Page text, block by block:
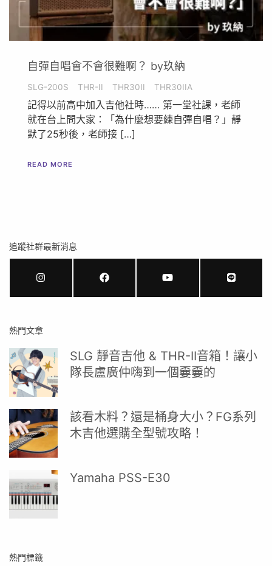
自彈自唱會不會很難啊？ by玖納
SLG-200S THR-II THR30II THR30IIA
記得以前高中加入吉他社時…… 第一堂社課，老師
就在台上問大家：「為什麼想要練自彈自唱？」靜
默了25秒後，老師接 […]
READ MORE
追蹤社群最新消息
熱門文章
SLG 靜音吉他 & THR-II音箱！讓小
隊長盧廣仲嗨到一個嫑嫑的
該看木料？還是桶身大小？FG系列
木吉他選購全型號攻略！
Yamaha PSS-E30
熱門標籤